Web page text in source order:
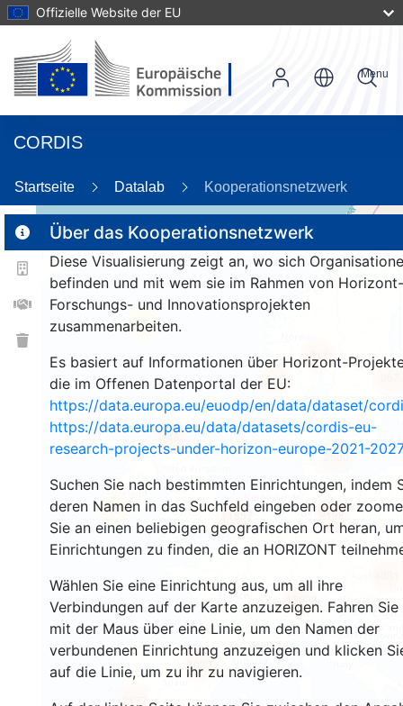
Offizielle Website der EU
CORDIS
Menu
Startseite Datalab Kooperationsnetzwerk
Über das Kooperationsnetzwerk
Diese Visualisierung zeigt an, wo sich
befinden und mit wem sie im Rahmen von Horizont-
Forschungs- und Innovationsprojekten
zusammenarbeiten.
Es basiert auf Informationen über Horizont-
die im Offenen Datenportal der EU:
https://data.europa.eu/euodp/en/data/dataset/
https://data.europa.eu/data/datasets/cordis-eu-
research-projects-under-horizon-europe-2021-2027
Suchen Sie nach bestimmten Einrichtungen, indem
deren Namen in das Suchfeld eingeben oder
Sie an einen beliebigen geografischen Ort heran,
Einrichtungen zu finden, die an HORIZONT
Wählen Sie eine Einrichtung aus, um all ihre
Verbindungen auf der Karte anzuzeigen. Fahren Sie
mit der Maus über eine Linie, um den Namen der
verbundenen Einrichtung anzuzeigen und klicken
auf die Linie, um zu ihr zu navigieren.
25
148
262
817
16
2600
2198
6030
13098
11857